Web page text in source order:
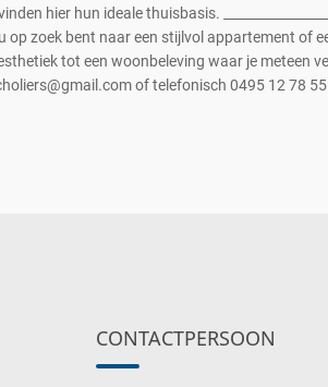
hier hun ideale thuisbasis.
op zoek bent naar een stijlvol appartement of
tot een woonbeleving waar je meteen
of telefonisch 0495 12 78 55.
CONTACTPERSOON